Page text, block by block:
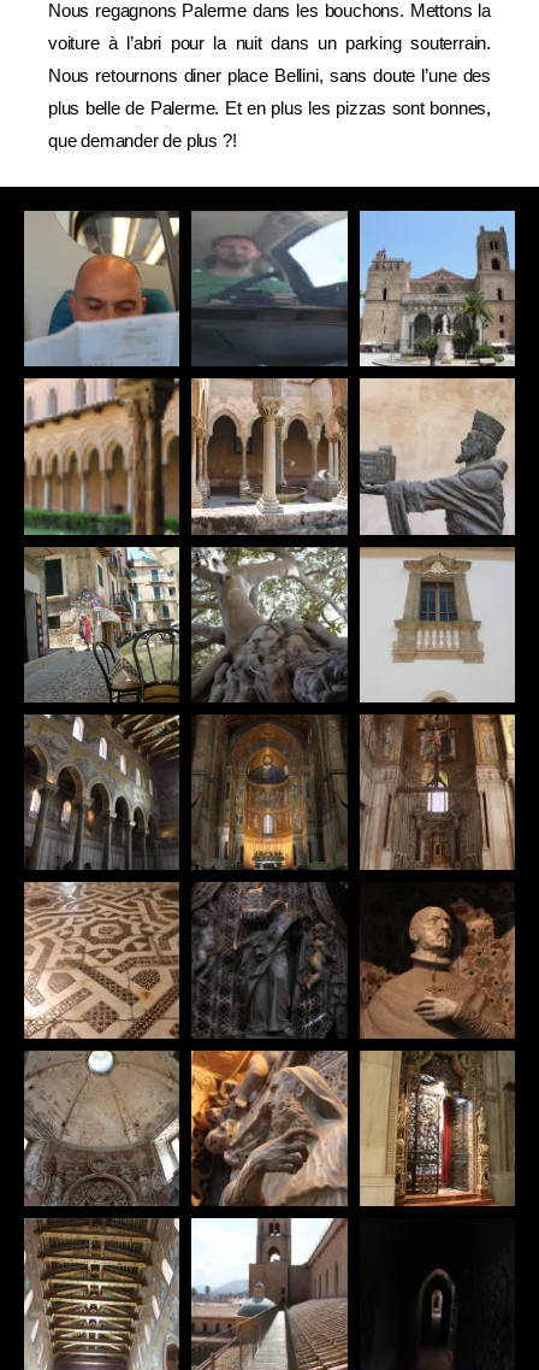
Nous regagnons Palerme dans les bouchons. Mettons la
voiture à l’abri pour la nuit dans un parking souterrain.
Nous retournons diner place Bellini, sans doute l’une des
plus belle de Palerme. Et en plus les pizzas sont bonnes,
que demander de plus ?!